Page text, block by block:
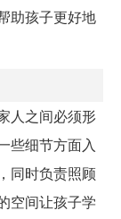
助孩子更好地
人之间必须形
些细节方面入
同时负责照顾
空间让孩子学